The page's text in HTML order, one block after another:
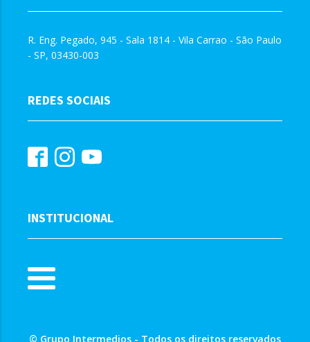
R. Eng. Pegado, 945 - Sala 1814 - Vila Carrao - São Paulo
- SP, 03430-003
REDES SOCIAIS
INSTITUCIONAL
© Grupo Intermedios - Todos os direitos reservados